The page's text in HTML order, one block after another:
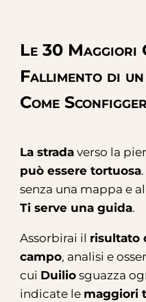
Le 30 Maggiori
Fallimento di
Come
La strada verso la
può essere tortuosa
senza una mappa e
Ti serve una guida.
Assorbirai il risultato
campo, analisi e
cui Duilio sguazza
indicate le maggiori